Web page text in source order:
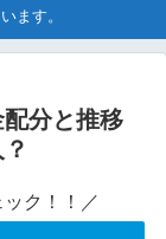
ます。
分と推移
ク！！／